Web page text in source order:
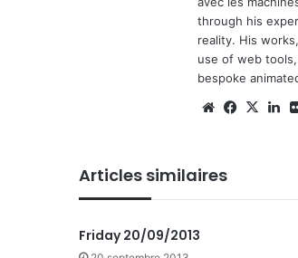
through his
reality. His
use of web
bespoke
We Fa
X
Articles similaires
Friday 20/09/2013